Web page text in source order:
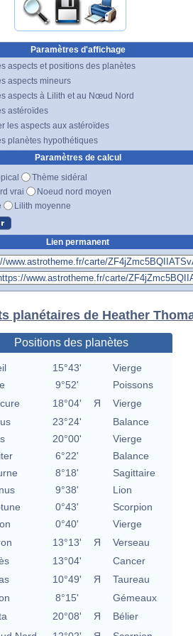
Paramètres d'affichage
aspects et positions des planètes
aspects mineurs
aspects à Lilith et au Nœud Nord
astéroïdes
les aspects aux astéroïdes
planètes hypothétiques
Paramètres de calcul
Thème sidéral
vrai
Noeud nord moyen
Lilith moyenne
Lien permanent
planétaires de Heather
Positions des planètes
15°43'
Vierge
9°52'
Poissons
18°04' Я
Vierge
23°24'
Balance
20°00'
Vierge
6°22'
Balance
8°18'
Sagittaire
9°38'
Lion
0°43'
Scorpion
0°40'
Vierge
13°13' Я
Verseau
13°04'
Cancer
10°49' Я
Taureau
8°15'
Gémeaux
20°08' Я
Bélier